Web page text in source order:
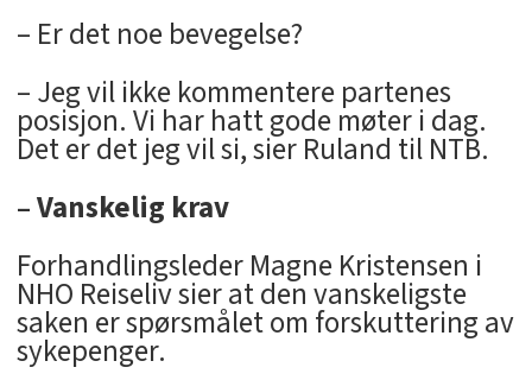
– Er det noe bevegelse?
– Jeg vil ikke kommentere partenes
posisjon. Vi har hatt gode møter i dag.
Det er det jeg vil si, sier Ruland til NTB.
– Vanskelig krav
Forhandlingsleder Magne Kristensen i
NHO Reiseliv sier at den vanskeligste
saken er spørsmålet om forskuttering av
sykepenger.